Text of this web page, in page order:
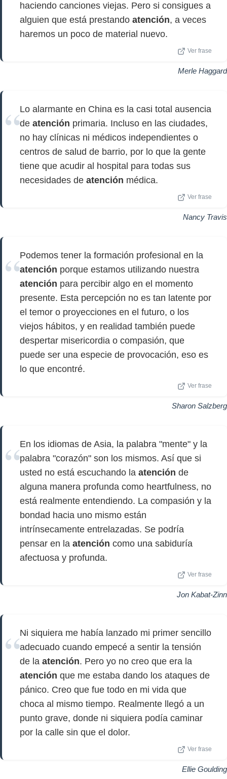
haciendo canciones viejas. Pero si consigues a
alguien que está prestando atención, a veces
haremos un poco de material nuevo.
Ver frase
Merle Haggard
Lo alarmante en China es la casi total ausencia
de atención primaria. Incluso en las ciudades,
no hay clínicas ni médicos independientes o
centros de salud de barrio, por lo que la gente
tiene que acudir al hospital para todas sus
necesidades de atención médica.
Ver frase
Nancy Travis
Podemos tener la formación profesional en la
atención porque estamos utilizando nuestra
atención para percibir algo en el momento
presente. Esta percepción no es tan latente por
el temor o proyecciones en el futuro, o los
viejos hábitos, y en realidad también puede
despertar misericordia o compasión, que
puede ser una especie de provocación, eso es
lo que encontré.
Ver frase
Sharon Salzberg
En los idiomas de Asia, la palabra "mente" y la
palabra "corazón" son los mismos. Así que si
usted no está escuchando la atención de
alguna manera profunda como heartfulness, no
está realmente entendiendo. La compasión y la
bondad hacia uno mismo están
intrínsecamente entrelazadas. Se podría
pensar en la atención como una sabiduría
afectuosa y profunda.
Ver frase
Jon Kabat-Zinn
Ni siquiera me había lanzado mi primer sencillo
adecuado cuando empecé a sentir la tensión
de la atención. Pero yo no creo que era la
atención que me estaba dando los ataques de
pánico. Creo que fue todo en mi vida que
choca al mismo tiempo. Realmente llegó a un
punto grave, donde ni siquiera podía caminar
por la calle sin que el dolor.
Ver frase
Ellie Goulding